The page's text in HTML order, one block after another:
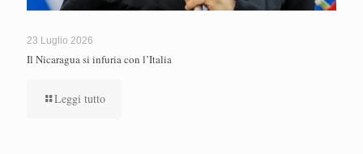
23 Luglio 2026
Il Nicaragua si infuria con l’Italia
Leggi tutto